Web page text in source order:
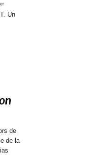
Un
de
de la